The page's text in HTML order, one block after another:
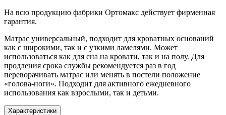
На всю продукцию фабрики Ортомакс действует фирменная
гарантия.
Матрас универсальный, подходит для кроватных оснований
как с широкими, так и с узкими ламелями. Может
использоваться как для сна на кровати, так и на полу. Для
продления срока службы рекомендуется раз в год
переворачивать матрас или менять в постели положение
«голова-ноги». Подходит для активного ежедневного
использования как взрослыми, так и детьми.
Характеристики